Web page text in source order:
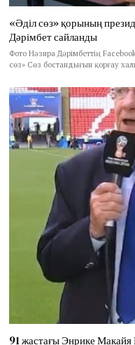
«Әділ сөз» қорының
Дәрімбет сайланды
Фото Нәзира Дәрімбеттің
сөз» Сөз бостандығын қорғау
91 жастағы Энрике Макайя